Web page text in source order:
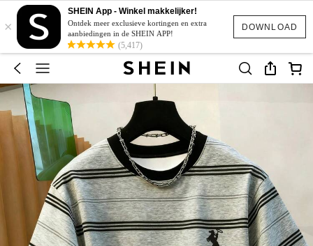
DOWNLOAD
×
SHEIN App - Winkel makkelijker!
Ontdek meer exclusieve kortingen en extra
aanbiedingen in de SHEIN APP!
(5,417)